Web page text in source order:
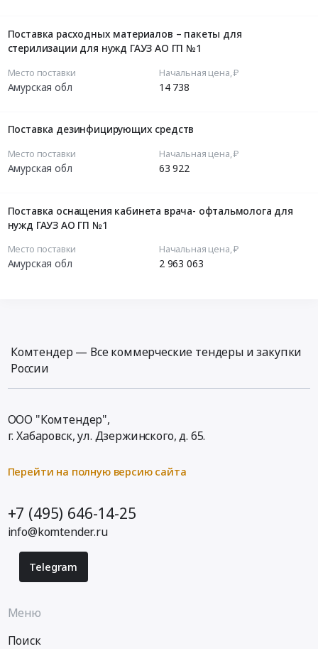
Поставка расходных материалов – пакеты для
стерилизации для нужд ГАУЗ АО ГП №1
Место поставки
Амурская обл
Начальная цена, ₽
14 738
Поставка дезинфицирующих средств
Место поставки
Амурская обл
Начальная цена, ₽
63 922
Поставка оснащения кабинета врача- офтальмолога для
нужд ГАУЗ АО ГП №1
Место поставки
Амурская обл
Начальная цена, ₽
2 963 063
Комтендер — Все коммерческие тендеры и закупки
России
ООО "Комтендер",
г. Хабаровск,ул. Дзержинского, д. 65.
Перейти на полную версию сайта
+7 (495) 646-14-25
info@komtender.ru
Telegram
Меню
Поиск